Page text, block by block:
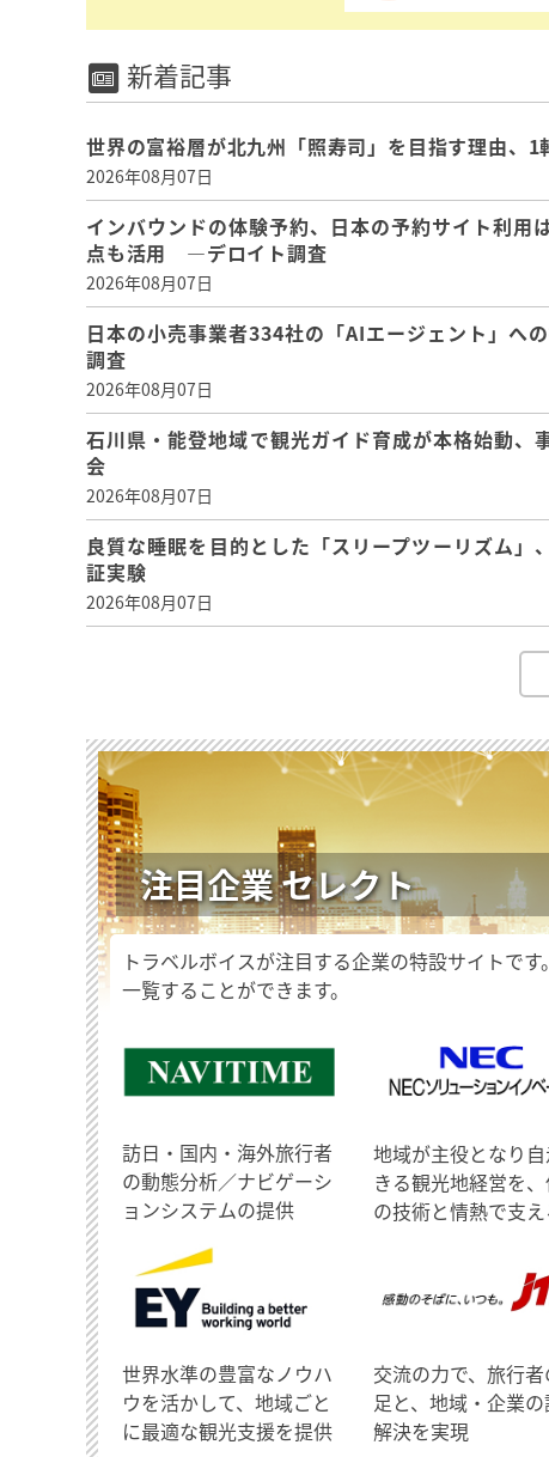
新着記事
世界の富裕層が北九州「照寿司」を目指す理由、
2026年08月07日
インバウンドの体験予約、日本の予約サイト利
点も活用 ―デロイト調査
2026年08月07日
日本の小売事業者334社の「AIエージェント」
調査
2026年08月07日
石川県・能登地域で観光ガイド育成が本格始動
会
2026年08月07日
良質な睡眠を目的とした「スリープツーリズム
証実験
2026年08月07日
注目企業 セレクト
トラベルボイスが注目する企業の特設サイトで
一覧することができます。
訪日・国内・海外旅行者
の動態分析／ナビゲーシ
ョンシステムの提供
地域が主役となり
きる観光地経営を
の技術と情熱で支え
世界水準の豊富なノウハ
ウを活かして、地域ごと
に最適な観光支援を提供
交流の力で、旅行
足と、地域・企業
解決を実現